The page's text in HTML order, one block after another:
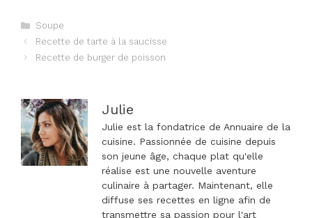
Catégories
Soupe
Navigation
Recette de tarte à la saucisse
Recette de burger de poisson
Julie
Julie est la fondatrice de Annuaire de la
cuisine. Passionnée de cuisine depuis
son jeune âge, chaque plat qu'elle
réalise est une nouvelle aventure
culinaire à partager. Maintenant, elle
diffuse ses recettes en ligne afin de
transmettre sa passion pour l'art